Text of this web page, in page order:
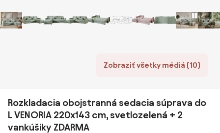
Zobraziť všetky médiá (10)
Rozkladacia obojstranná sedacia súprava do
L VENORIA 220x143 cm, svetlozelená + 2
vankúšiky ZDARMA